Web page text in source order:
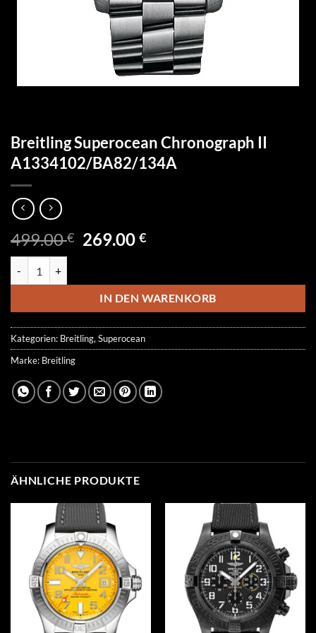
Breitling Superocean Chronograph II
A1334102/BA82/134A
499.00€ Ursprünglicher
499.00 €
269.00€Aktueller
269.00 €.
IN DEN WARENKORB
Kategorien: Breitling, Superocean
Marke: Breitling
ÄHNLICHE PRODUKTE